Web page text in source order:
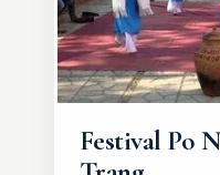
Festival Po